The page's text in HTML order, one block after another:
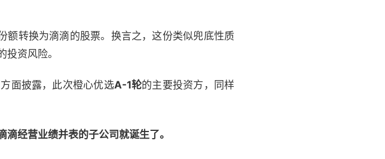
额转换为滴滴的股票。换言之，这份类似兜底性质
资风险。
面披露，此次橙心优选A-1轮的主要投资方，同样
经营业绩并表的子公司就诞生了。